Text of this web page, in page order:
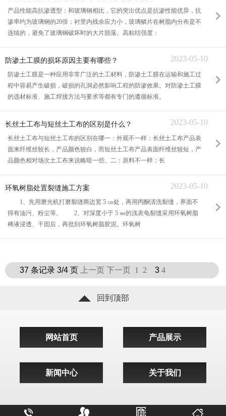
产品性能高抗渗透型：和玻璃钢相比，它的突出优点是抗渗性能优异，抗
渗率约为玻璃钢的20倍；衬里内残余应力小，玻璃鳞片在树脂内分布是不
连续的，避免了玻璃钢破坏时的大片脱落。高粘结强度：
2023-05-10
防渗土工膜的损坏原因主要有哪些？
防渗土工膜是一种应用非常广泛的土工材料，防渗土工膜在运输和施工过
程中容易产生破损，破损的孔洞必然影响工程的防渗效果。对防渗土工膜
的选材标准、施工焊接方法与要求等都有专门的遵循标准。
2023-05-10
长丝土工布与短丝土工布的区别是什么？
长丝土工布与短丝土工布的区别在哪一：外观不一样：长丝土工布产品表
面来纤维丝较长，产品颜色较白，而短丝土工布产品表面纤维丝较短，产
品颜色相对场次土工布来说略暗一些。二：原料不一样：长
2023-05-10
环氧树脂处置裂缝施工方案
1、先用磨光机打磨裂缝两边宽 5 ㎝处，再用丙酮清洗裂缝，界面不
得有油污、粉尘等。 2、对深度小于 5 ㎜的浅表龟裂缝采用环氧树脂
稀液浸透、干固后，再批刮环氧树脂胶泥。环氧树
37 条记录 3/4 页 上一页 下一页 1 2 3 4
回到顶部
网站首页 产品展示
新闻中心 关于我们